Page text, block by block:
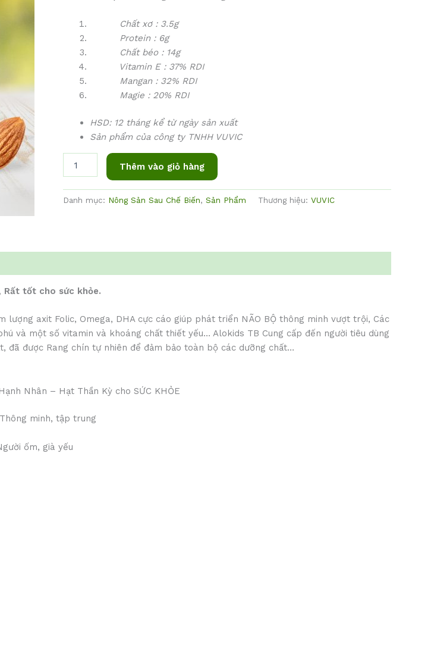
Chất xơ : 3.5g
Protein : 6g
Chất béo : 14g
Vitamin E : 37% RDI
Mangan : 32% RDI
Magie : 20% RDI
HSD: 12 tháng kể từ ngày sản xuất
Sản phẩm của công ty TNHH VUVIC
Thêm vào giỏ hàng
Danh mục: Nông Sản Sau Chế Biến, Sản Phẩm Thương hiệu: VUVIC
Rất tốt cho sức khỏe.
axit Folic, Omega, DHA cực cáo giúp phát triển NÃO BỘ thông minh vượt trội, Các
và một số vitamin và khoáng chất thiết yếu… Alokids TB Cung cấp đến người tiêu dùng
đã được Rang chín tự nhiên để đảm bảo toàn bộ các dưỡng chất…
Nhân – Hạt Thần Kỳ cho SỨC KHỎE
minh, tập trung
ốm, già yếu